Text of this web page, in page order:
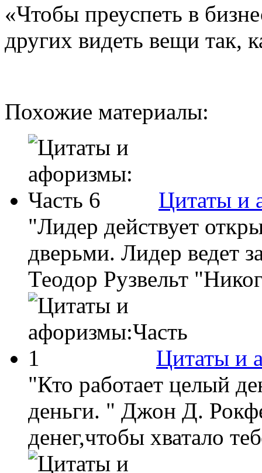
«Чтобы преуспеть в
других видеть вещи так,
Похожие материалы:
Цитаты и
"Лидер действует
дверьми. Лидер ведет
Теодор Рузвельт
Цитаты и
"Кто работает целый
деньги. " Джон Д.
денег,чтобы хватало